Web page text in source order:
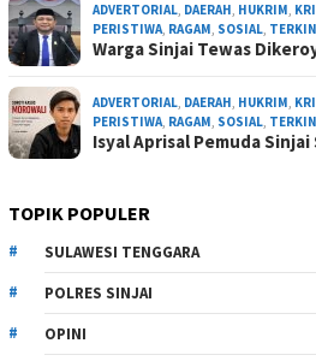
ADVERTORIAL, DAERAH, HUKRIM,
PERISTIWA, RAGAM, SOSIAL,
Warga Sinjai Tewas
ADVERTORIAL, DAERAH, HUKRIM,
PERISTIWA, RAGAM, SOSIAL,
Isyal Aprisal Pemuda
TOPIK POPULER
SULAWESI TENGGARA
POLRES SINJAI
OPINI